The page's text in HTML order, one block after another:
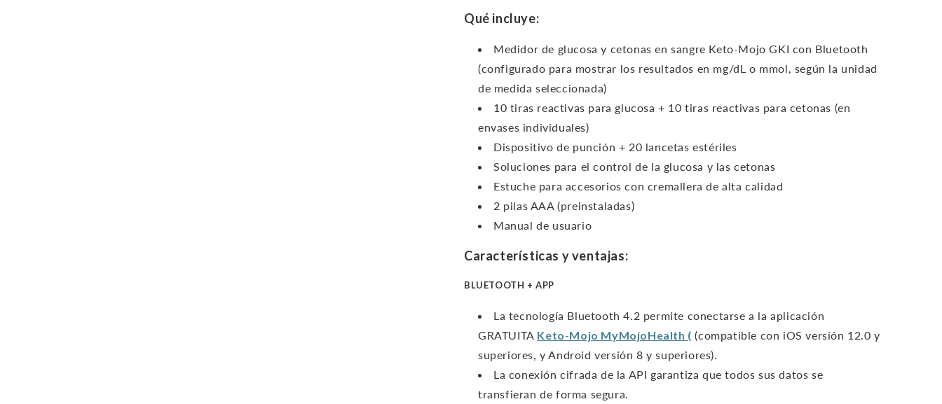
Qué incluye:
Medidor de glucosa y cetonas en sangre Keto-Mojo GKI con Bluetooth
(configurado para mostrar los resultados en mg/dL o mmol, según la unidad
de medida seleccionada)
10 tiras reactivas para glucosa + 10 tiras reactivas para cetonas (en
envases individuales)
Dispositivo de punción + 20 lancetas estériles
Soluciones para el control de la glucosa y las cetonas
Estuche para accesorios con cremallera de alta calidad
2 pilas AAA (preinstaladas)
Manual de usuario
Características y ventajas:
BLUETOOTH + APP
La tecnología Bluetooth 4.2 permite conectarse a la aplicación
GRATUITA Keto-Mojo MyMojoHealth ( (compatible con iOS versión 12.0 y
superiores, y Android versión 8 y superiores).
La conexión cifrada de la API garantiza que todos sus datos se
transfieran de forma segura.